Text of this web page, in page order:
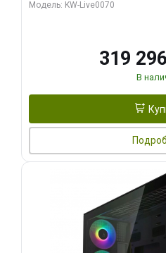
Модель: KW-Live0070
319
В